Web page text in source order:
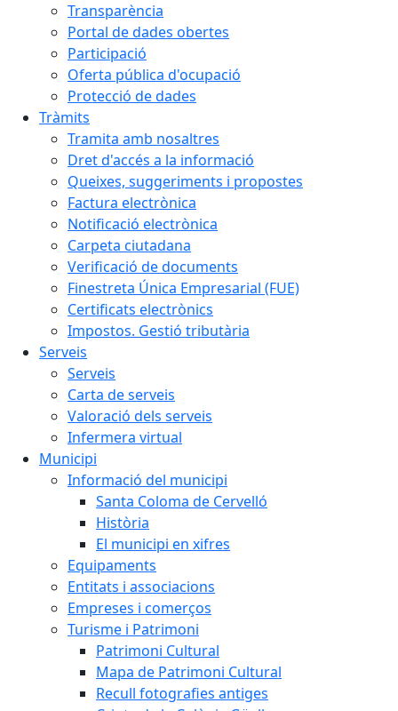
Transparència
Portal de dades obertes
Participació
Oferta pública d'ocupació
Protecció de dades
Tràmits
Tramita amb nosaltres
Dret d'accés a la informació
Queixes, suggeriments i propostes
Factura electrònica
Notificació electrònica
Carpeta ciutadana
Verificació de documents
Finestreta Única Empresarial (FUE)
Certificats electrònics
Impostos. Gestió tributària
Serveis
Serveis
Carta de serveis
Valoració dels serveis
Infermera virtual
Municipi
Informació del municipi
Santa Coloma de Cervelló
Història
El municipi en xifres
Equipaments
Entitats i associacions
Empreses i comerços
Turisme i Patrimoni
Patrimoni Cultural
Mapa de Patrimoni Cultural
Recull fotografies antiges